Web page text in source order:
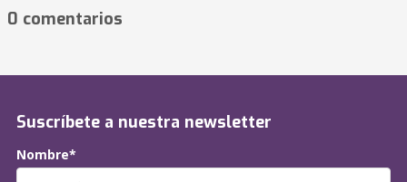
0 comentarios
Suscríbete a nuestra newsletter
Nombre*